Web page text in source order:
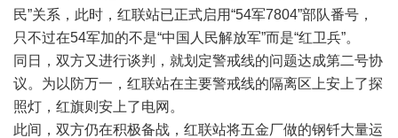
民”关系，此时，红联站已正式启用“54军7804”部队番号，
只不过在54军加的不是“中国人民解放军”而是“红卫兵”。
同日，双方又进行谈判，就划定警戒线的问题达成第二号协
议。为以防万一，红联站在主要警戒线的隔离区上安上了探
照灯，红旗则安上了电网。
此间，双方仍在积极备战，红联站将五金厂做的钢钎大量运